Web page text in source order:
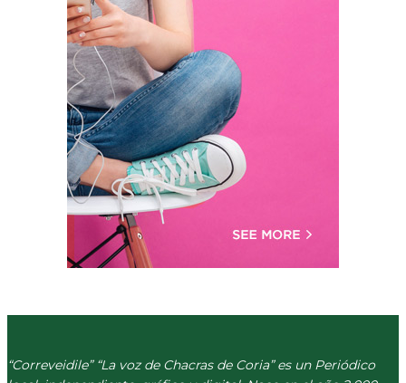
“Correveidile” “La voz de Chacras de Coria” es un Periódico